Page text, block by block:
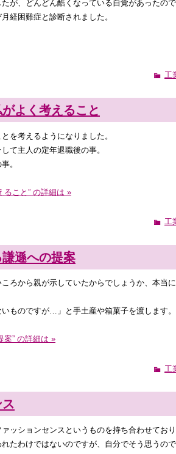
が、どんどん酷くなっている自覚があったの
経困難症と診断されました。
工
よく考えること
を考えるようになりました。
て主人の定年退職後の事。
。
ること” の詳細は »
工
遜への提案
ろから親が示していたからでしょうか、本当
ものですが…」と手土産や箱菓子を渡します。
案” の詳細は »
工
ッションセンスというものを持ち合わせており
たわけではないのですが、自分でそう思うので